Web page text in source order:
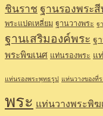
ชินราช ฐานรองพระ
พระแปดเหลี่ยม ฐานวางพระ ฐ
ฐานเสริมองค์พระ ฐ
พระพิฆเนศ แท่นรองพระ แ
แท่นรองพระพุทธรูป แท่นวางของที่
พระ แท่นวางพระพิฆ